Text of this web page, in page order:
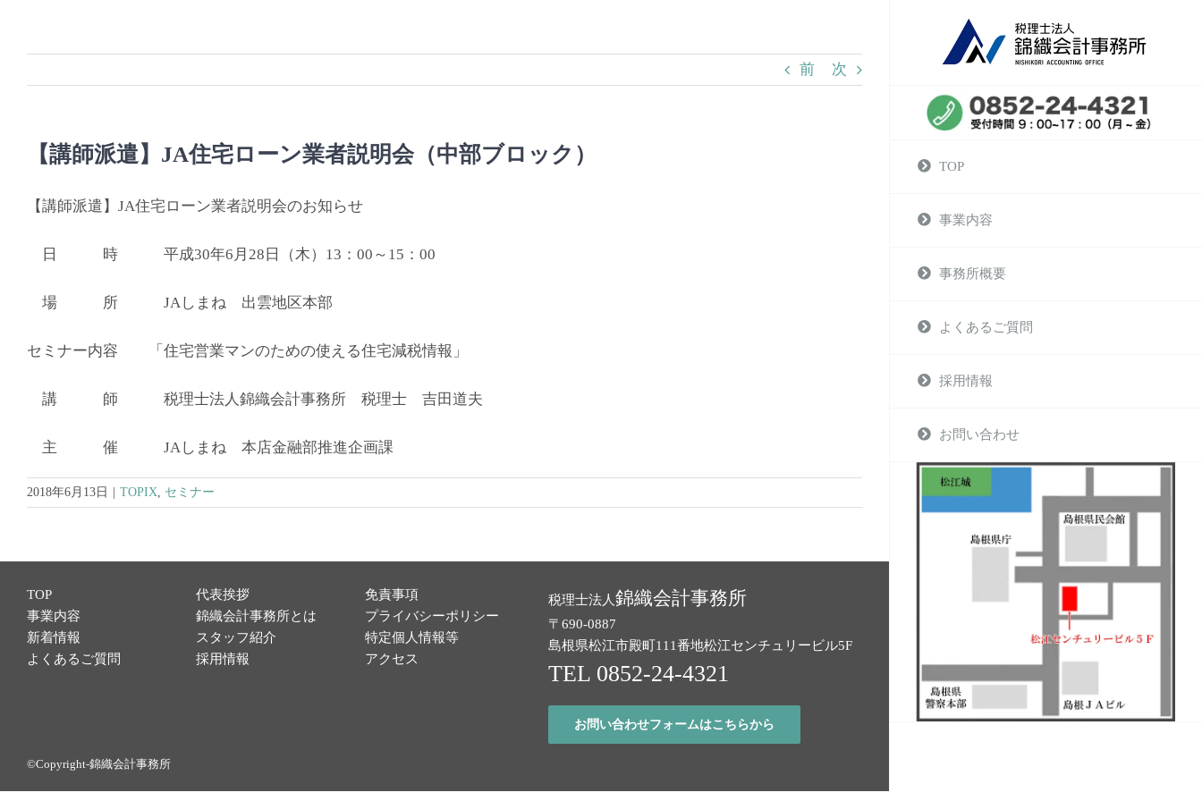
content
TOP
事業内容
事務所概要
よくあるご質問
採用情報
お問い合わせ
前 次
【講師派遣】JA住宅ローン業者説明会（中部ブロック）
【講師派遣】JA住宅ローン業者説明会のお知らせ
日 時 平成30年6月28日（木）13：00～15：00
場 所 JAしまね 出雲地区本部
セミナー内容 「住宅営業マンのための使える住宅減税情報」
講 師 税理士法人錦織会計事務所 税理士 吉田道夫
主 催 JAしまね 本店金融部推進企画課
2018年6月13日 TOPIX, セミナー
TOP
事業内容
新着情報
よくあるご質問
代表挨拶
錦織会計事務所とは
スタッフ紹介
採用情報
免責事項
プライバシーポリシー
特定個人情報等
アクセス
税理士法人錦織会計事務所
〒690-0887
島根県松江市殿町111番地松江センチュリービル5F
TEL 0852-24-4321
お問い合わせフォームはこちらから
©Copyright-錦織会計事務所